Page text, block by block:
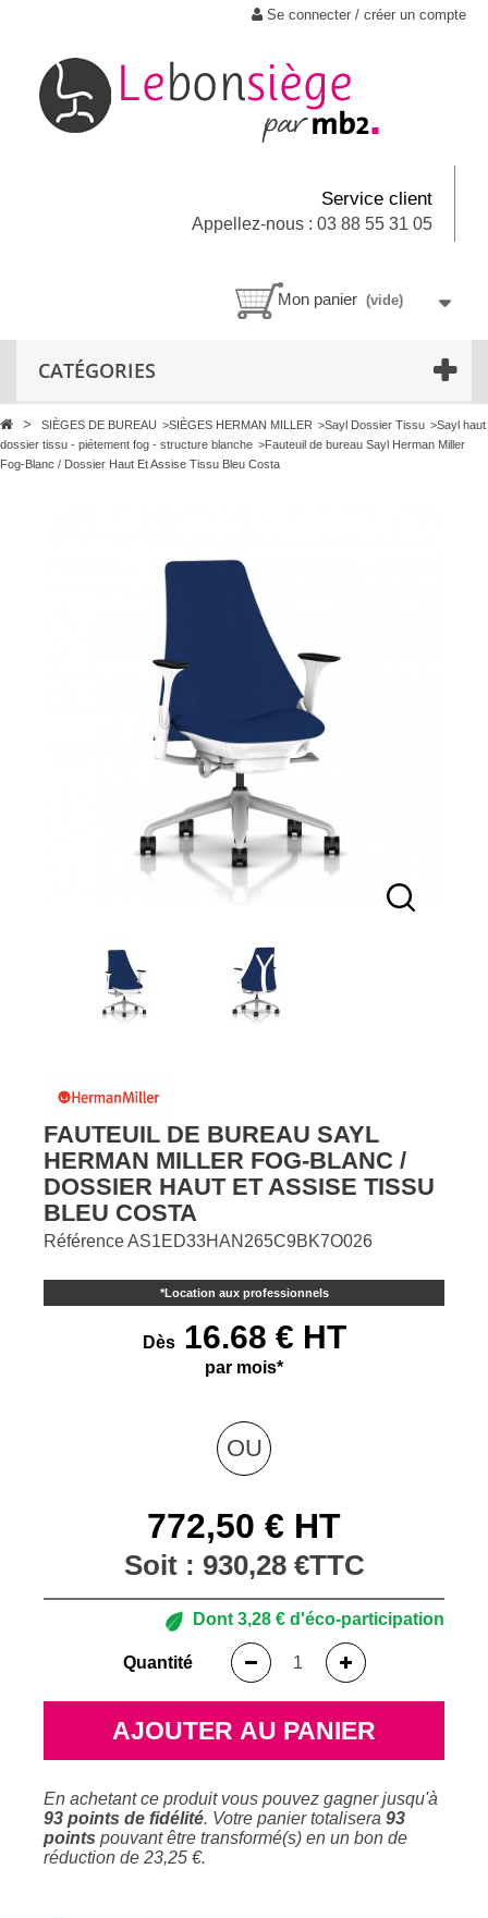
Se connecter / créer un compte
Service client
Appellez-nous : 03 88 55 31 05
Mon panier (vide)
CATÉGORIES
> SIÈGES DE BUREAU >SIÈGES HERMAN MILLER >Sayl Dossier Tissu >Sayl haut
dossier tissu - piétement fog - structure blanche >Fauteuil de bureau Sayl Herman Miller
Fog-Blanc / Dossier Haut Et Assise Tissu Bleu Costa
FAUTEUIL DE BUREAU SAYL
HERMAN MILLER FOG-BLANC /
DOSSIER HAUT ET ASSISE TISSU
BLEU COSTA
RéférenceAS1ED33HAN265C9BK7O026
*Location aux professionnels
Dès16.68 € HT
par mois*
OU
772,50 € HT
Soit : 930,28 €TTC
Dont 3,28 € d'éco-participation
Quantité
AJOUTER AU PANIER
En achetant ce produit vous pouvez gagner jusqu'à
93 points de fidélité. Votre panier totalisera 93
points pouvant être transformé(s) en un bon de
réduction de 23,25 €.